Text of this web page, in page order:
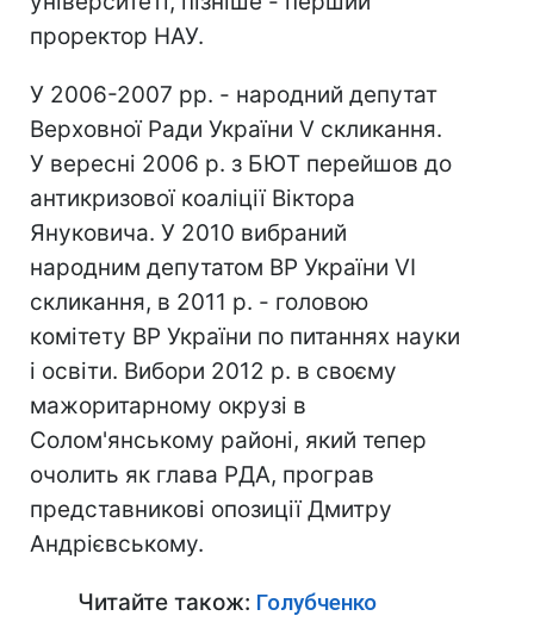
проректор НАУ.
У 2006-2007 рр. - народний депутат
Верховної Ради України V скликання.
У вересні 2006 р. з БЮТ перейшов до
антикризової коаліції Віктора
Януковича. У 2010 вибраний
народним депутатом ВР України VI
скликання, в 2011 р. - головою
комітету ВР України по питаннях науки
і освіти. Вибори 2012 р. в своєму
мажоритарному окрузі в
Солом'янському районі, який тепер
очолить як глава РДА, програв
представникові опозиції Дмитру
Андрієвському.
Читайте також: Голубченко